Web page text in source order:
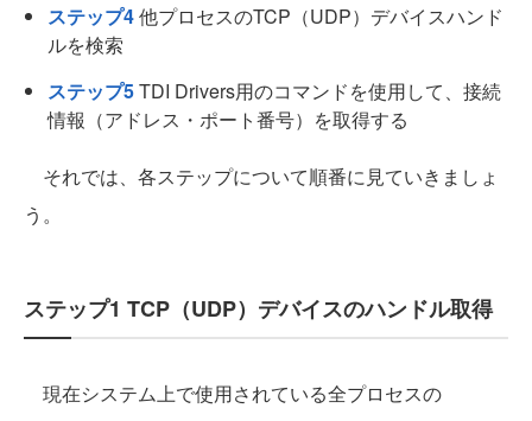
ステップ4他プロセスのTCP（UDP）デバイスハンド
ルを検索
ステップ5TDI Drivers用のコマンドを使用して、接続
情報（アドレス・ポート番号）を取得する
それでは、各ステップについて順番に見ていきましょ
う。
ステップ1 TCP（UDP）デバイスのハンドル取得
現在システム上で使用されている全プロセスの